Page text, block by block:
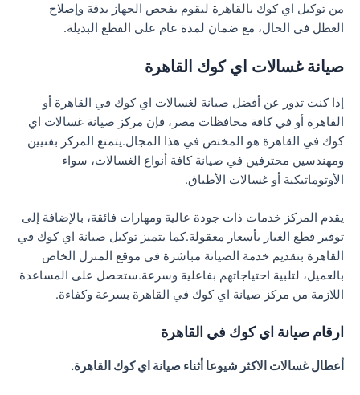
من توكيل اي كوك بالقاهرة ليقوم بفحص الجهاز بدقة وإصلاح
العطل في الحال، مع ضمان لمدة عام على القطع البديلة.
صيانة غسالات اي كوك القاهرة
إذا كنت تدور عن أفضل صيانة لغسالات اي كوك في القاهرة أو
القاهرة أو في كافة محافظات مصر، فإن مركز صيانة غسالات اي
كوك في القاهرة هو المختص في هذا المجال.يتمتع المركز بفنيين
ومهندسين محترفين في صيانة كافة أنواع الغسالات، سواء
الأوتوماتيكية أو غسالات الأطباق.
يقدم المركز خدمات ذات جودة عالية ومهارات فائقة، بالإضافة إلى
توفير قطع الغيار بأسعار معقولة.كما يتميز توكيل صيانة اي كوك في
القاهرة بتقديم خدمة الصيانة مباشرة في موقع المنزل الخاص
بالعميل، لتلبية احتياجاتهم بفاعلية وسرعة.ستحصل على المساعدة
اللازمة من مركز صيانة اي كوك في القاهرة بسرعة وكفاءة.
ارقام صيانة اي كوك في القاهرة
أعطال غسالات الاكثر شيوعا أثناء صيانة اي كوك القاهرة.